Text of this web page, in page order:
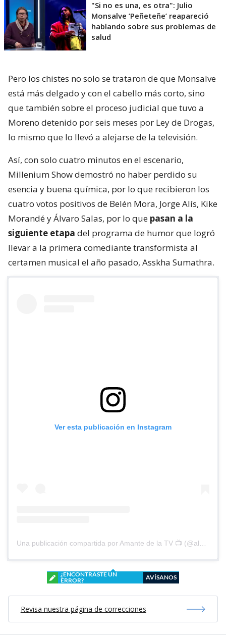
"Si no es una, es otra": Julio
Monsalve ’Peñeteñe’ reapareció
hablando sobre sus problemas de
salud
Pero los chistes no solo se trataron de que Monsalve
está más delgado y con el cabello más corto, sino
que también sobre el proceso judicial que tuvo a
Moreno detenido por seis meses por Ley de Drogas,
lo mismo que lo llevó a alejarse de la televisión.
Así, con solo cuatro minutos en el escenario,
Millenium Show demostró no haber perdido su
esencia y buena química, por lo que recibieron los
cuatro votos positivos de Belén Mora, Jorge Alís, Kike
Morandé y Álvaro Salas, por lo que pasan a la
siguiente etapa del programa de humor que logró
llevar a la primera comediante transformista al
certamen musical el año pasado, Asskha Sumathra.
Ver esta publicación en Instagram
Una publicación compartida por Amante de la TV 📺 (@alguien_te_observa)
¿ENCONTRASTE UN
ERROR?
AVÍSANOS
Revisa nuestra página de correcciones